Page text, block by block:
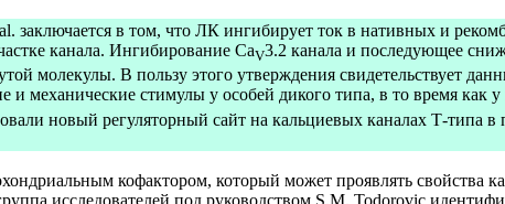
заключается в том, что ЛК ингибирует ток в нативных и
канала. Ингибирование CaV3.2 канала и последующее
молекулы. В пользу этого утверждения свидетельствует
и механические стимулы у особей дикого типа, в то время
новый регуляторный сайт на кальциевых каналах Т-типа
кофактором, который может проявлять свойства